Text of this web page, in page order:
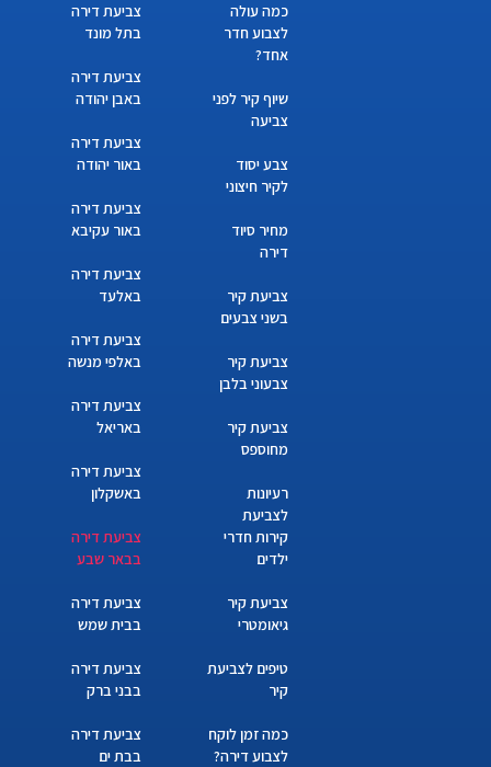
כמה עולה
לצבוע חדר
אחד?
שיוף קיר לפני
צביעה
צבע יסוד
לקיר חיצוני
מחיר סיוד
דירה
צביעת קיר
בשני צבעים
צביעת קיר
צבעוני בלבן
צביעת קיר
מחוספס
רעיונות
לצביעת
קירות חדרי
ילדים
צביעת קיר
גיאומטרי
טיפים לצביעת
קיר
כמה זמן לוקח
לצבוע דירה?
צביעת דירה
בתל מונד
צביעת דירה
באבן יהודה
צביעת דירה
באור יהודה
צביעת דירה
באור עקיבא
צביעת דירה
באלעד
צביעת דירה
באלפי מנשה
צביעת דירה
באריאל
צביעת דירה
באשקלון
צביעת דירה
בבאר שבע
צביעת דירה
בבית שמש
צביעת דירה
בבני ברק
צביעת דירה
בבת ים